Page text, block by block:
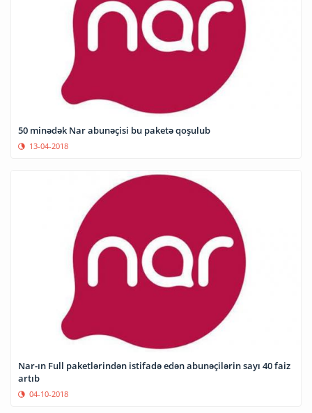
50 minədək Nar abunəçisi bu paketə qoşulub
13-04-2018
Nar-ın Full paketlərindən istifadə edən abunəçilərin sayı 40 faiz
artıb
04-10-2018